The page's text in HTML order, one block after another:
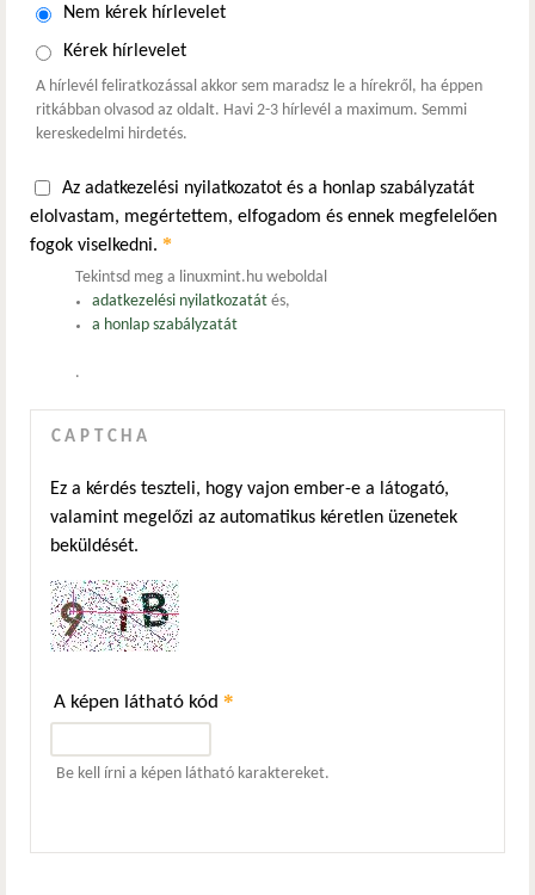
Nem kérek hírlevelet
Kérek hírlevelet
A hírlevél feliratkozással akkor sem maradsz le a hírekről, ha éppen
ritkábban olvasod az oldalt. Havi 2-3 hírlevél a maximum. Semmi
kereskedelmi hirdetés.
Az adatkezelési nyilatkozatot és a honlap szabályzatát
elolvastam, megértettem, elfogadom és ennek megfelelően
fogok viselkedni. *
Tekintsd meg a linuxmint.hu weboldal
adatkezelési nyilatkozatátés,
a honlap szabályzatát
.
CAPTCHA
Ez a kérdés teszteli, hogy vajon ember-e a látogató,
valamint megelőzi az automatikus kéretlen üzenetek
beküldését.
A képen látható kód *
Be kell írni a képen látható karaktereket.